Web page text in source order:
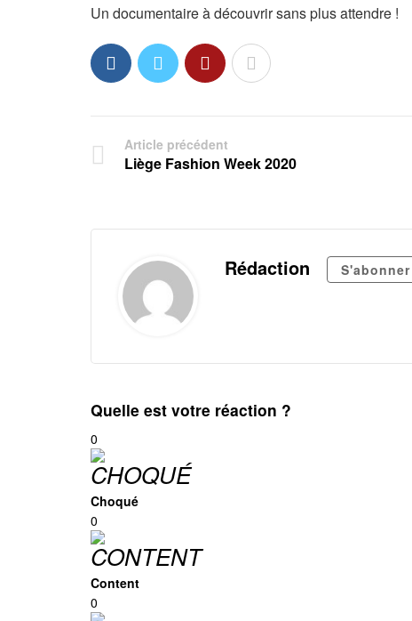
Un documentaire à découvrir sans plus attendre !
Article précédent
Liège Fashion Week 2020
Rédaction S'abonner
Quelle est votre réaction ?
0
Choqué
0
Content
0